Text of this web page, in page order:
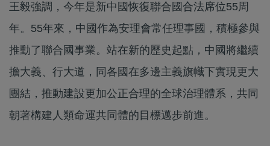
王毅強調，今年是新中國恢復聯合國合法席位55周
年。55年來，中國作為安理會常任理事國，積極參與
推動了聯合國事業。站在新的歷史起點，中國將繼續
擔大義、行大道，同各國在多邊主義旗幟下實現更大
團結，推動建設更加公正合理的全球治理體系，共同
朝著構建人類命運共同體的目標邁步前進。